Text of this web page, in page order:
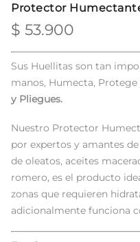
Protector
$ 53.900
Sus Huellitas son tan
manos, Humecta, Protege
y Pliegues.
Nuestro Protector
por expertos y amantes
de oleatos, aceites
romero, es el producto
zonas que requieren
adicionalmente funciona